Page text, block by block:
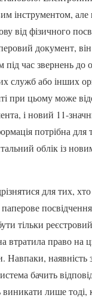
інструментом, але
від фізичного
документ,
під час звернень до
служб або інших
при цьому може
і новий 11-
потрібна
облік із
для тих,
тільки
втратила право на
Навпаки, наявність
бачить
лише тоді,